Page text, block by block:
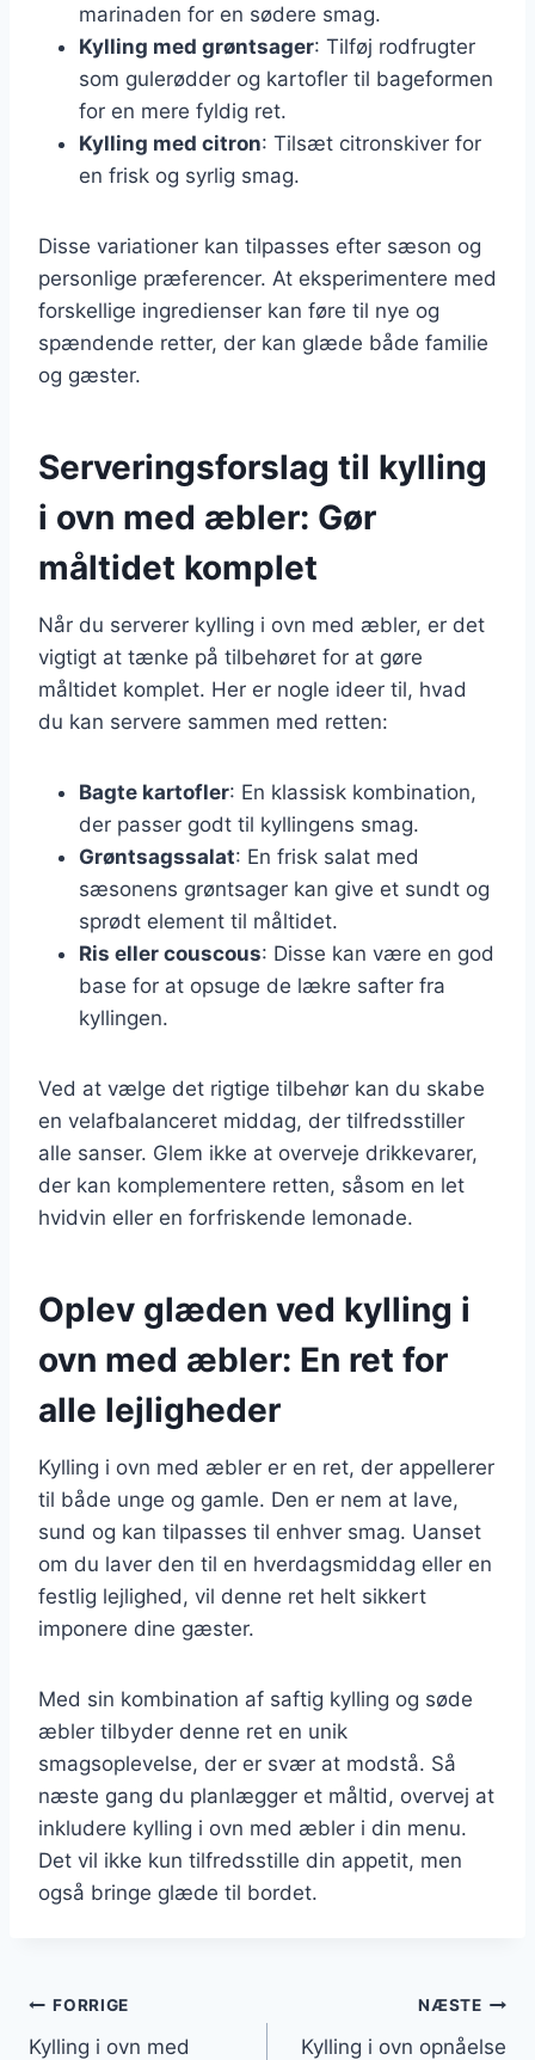
marinaden for en sødere smag.
Kylling med grøntsager: Tilføj rodfrugter
som gulerødder og kartofler til bageformen
for en mere fyldig ret.
Kylling med citron: Tilsæt citronskiver for
en frisk og syrlig smag.
Disse variationer kan tilpasses efter sæson og
personlige præferencer. At eksperimentere med
forskellige ingredienser kan føre til nye og
spændende retter, der kan glæde både familie
og gæster.
Serveringsforslag til kylling
i ovn med æbler: Gør
måltidet komplet
Når du serverer kylling i ovn med æbler, er det
vigtigt at tænke på tilbehøret for at gøre
måltidet komplet. Her er nogle ideer til, hvad
du kan servere sammen med retten:
Bagte kartofler: En klassisk kombination,
der passer godt til kyllingens smag.
Grøntsagssalat: En frisk salat med
sæsonens grøntsager kan give et sundt og
sprødt element til måltidet.
Ris eller couscous: Disse kan være en god
base for at opsuge de lækre safter fra
kyllingen.
Ved at vælge det rigtige tilbehør kan du skabe
en velafbalanceret middag, der tilfredsstiller
alle sanser. Glem ikke at overveje drikkevarer,
der kan komplementere retten, såsom en let
hvidvin eller en forfriskende lemonade.
Oplev glæden ved kylling i
ovn med æbler: En ret for
alle lejligheder
Kylling i ovn med æbler er en ret, der appellerer
til både unge og gamle. Den er nem at lave,
sund og kan tilpasses til enhver smag. Uanset
om du laver den til en hverdagsmiddag eller en
festlig lejlighed, vil denne ret helt sikkert
imponere dine gæster.
Med sin kombination af saftig kylling og søde
æbler tilbyder denne ret en unik
smagsoplevelse, der er svær at modstå. Så
næste gang du planlægger et måltid, overvej at
inkludere kylling i ovn med æbler i din menu.
Det vil ikke kun tilfredsstille din appetit, men
også bringe glæde til bordet.
Indlægsnavigation
FORRIGE
Kylling i ovn med
NÆSTE
Kylling i ovn opnåelse